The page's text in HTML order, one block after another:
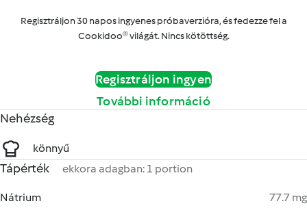
Regisztráljon 30 napos ingyenes próbaverzióra, és fedezze fel a
Cookidoo® világát. Nincs kötöttség.
Regisztráljon ingyen
További információ
Nehézség
könnyű
Tápérték ekkora adagban: 1 portion
Nátrium
77.7 mg